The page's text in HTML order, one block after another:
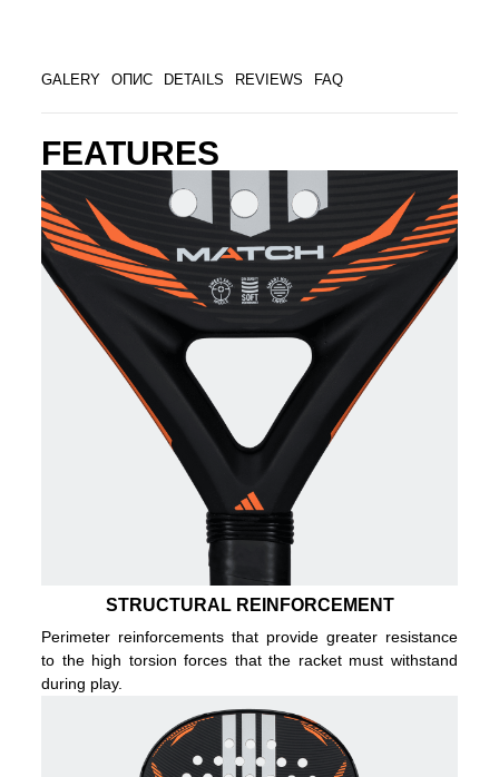
GALERY ОПИС DETAILS REVIEWS FAQ
FEATURES
STRUCTURAL REINFORCEMENT
Perimeter reinforcements that provide greater resistance
to the high torsion forces that the racket must withstand
during play.